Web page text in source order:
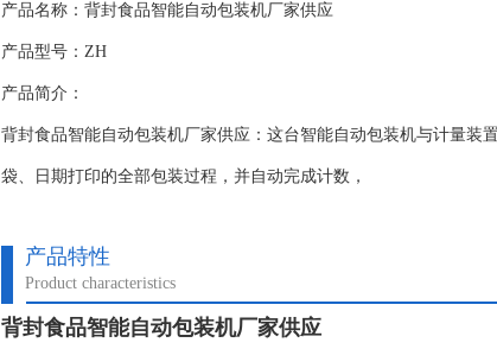
产品名称：背封食品智能自动包装机厂家供应
产品型号：ZH
产品简介：
背封食品智能自动包装机厂家供应：这台智能自动包装机与计量装
袋、日期打印的全部包装过程，并自动完成计数，
产品特性
Product characteristics
背封食品智能自动包装机厂家供应